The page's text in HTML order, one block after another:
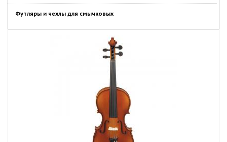
Футляры и чехлы для смычковых